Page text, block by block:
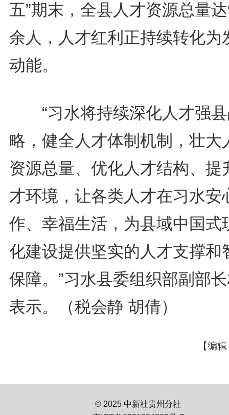
五”期末，全县人才资源总量
余人，人才红利正持续转化为
动能。
“习水将持续深化人才强
略，健全人才体制机制，壮大
资源总量、优化人才结构、提
才环境，让各类人才在习水安
作、幸福生活，为县域中国式
化建设提供坚实的人才支撑和
保障。”习水县委组织部副部
表示。（税会静 胡倩）
【编
© 2025 中新社贵州分社